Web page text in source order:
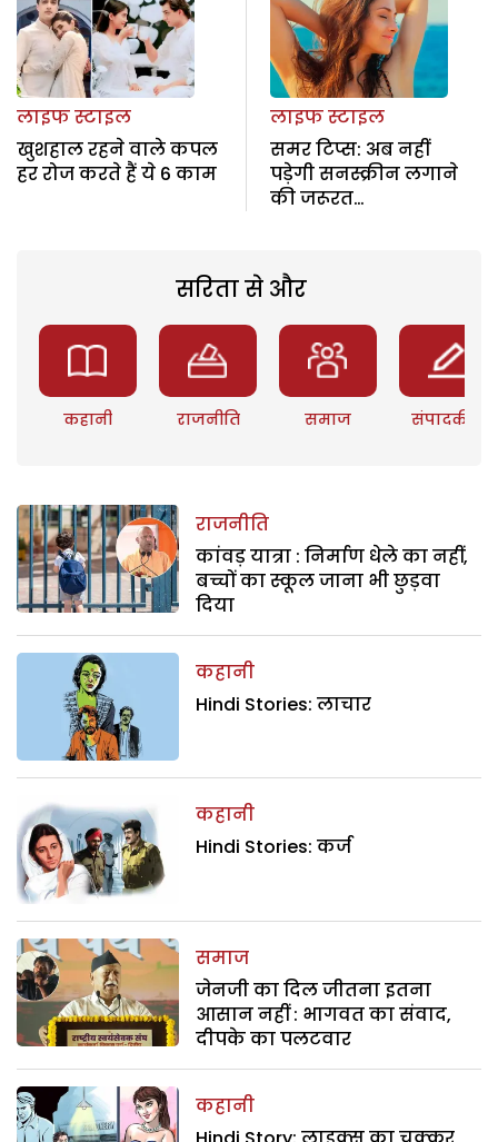
लाइफ स्टाइल
खुशहाल रहने वाले कपल
हर रोज करते हैं ये 6 काम
लाइफ स्टाइल
समर टिप्स: अब नहीं
पड़ेगी सनस्क्रीन लगाने
की जरूरत…
सरिता से और
कहानी राजनीति समाज संपादकीय
राजनीति
कांवड़ यात्रा : निर्माण धेले का नहीं,
बच्चों का स्कूल जाना भी छुड़वा
दिया
कहानी
Hindi Stories: लाचार
कहानी
Hindi Stories: कर्ज
समाज
जेनजी का दिल जीतना इतना
आसान नहीं : भागवत का संवाद,
दीपके का पलटवार
कहानी